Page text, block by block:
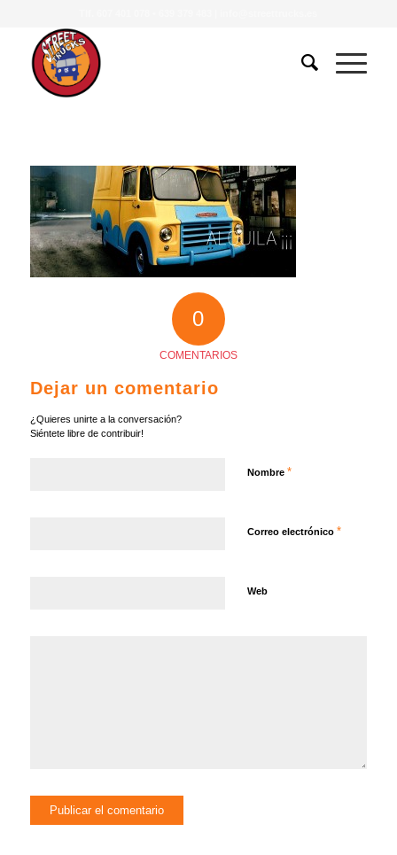
0
COMENTARIOS
Dejar un comentario
¿Quieres unirte a la conversación?
Siéntete libre de contribuir!
Nombre *
Correo electrónico *
Web